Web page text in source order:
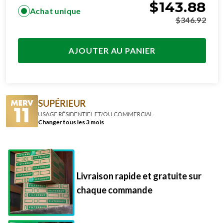
Achat unique $143.88
$346.92
AJOUTER AU PANIER
SUPÉRIEUR
USAGE RÉSIDENTIEL ET/OU COMMERCIAL
Changer tous les 3 mois
Livraison rapide et gratuite sur
chaque commande